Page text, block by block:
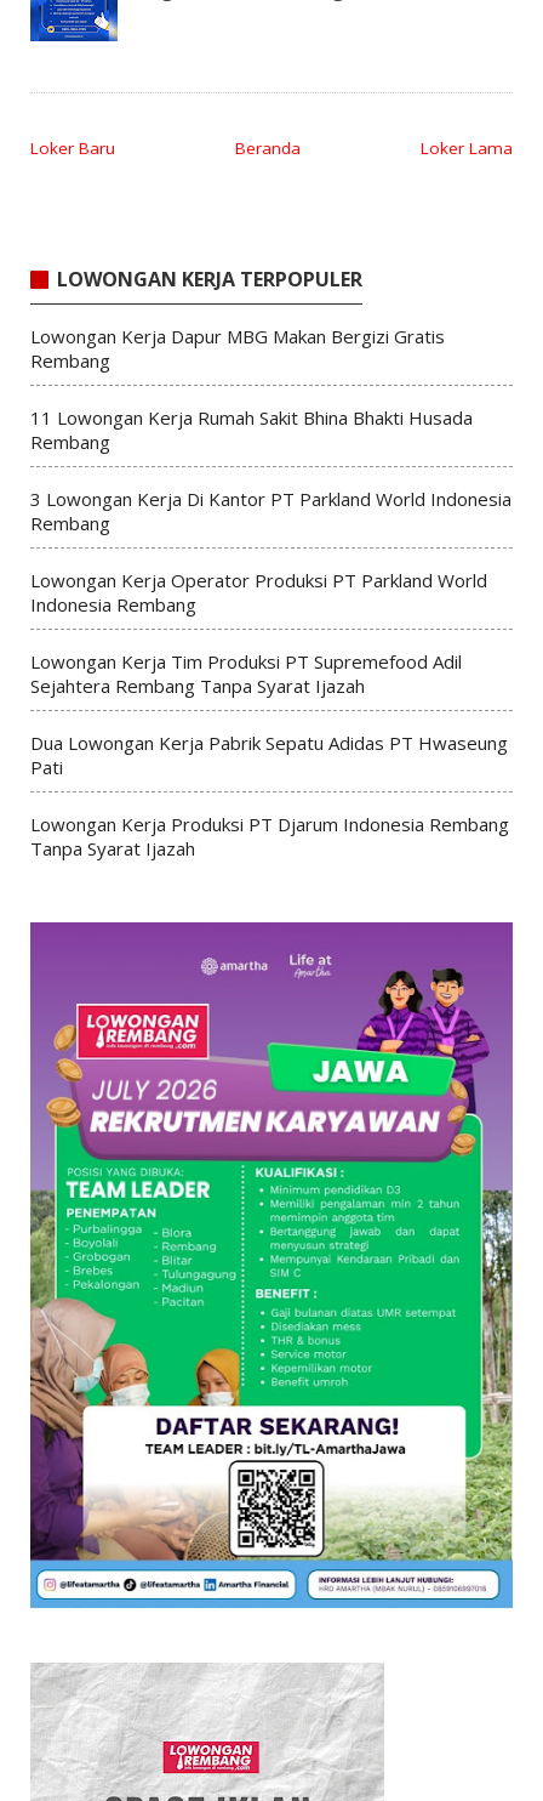
Loker Baru Loker Lama
Beranda
LOWONGAN KERJA TERPOPULER
Lowongan Kerja Dapur MBG Makan Bergizi Gratis
Rembang
11 Lowongan Kerja Rumah Sakit Bhina Bhakti Husada
Rembang
3 Lowongan Kerja Di Kantor PT Parkland World Indonesia
Rembang
Lowongan Kerja Operator Produksi PT Parkland World
Indonesia Rembang
Lowongan Kerja Tim Produksi PT Supremefood Adil
Sejahtera Rembang Tanpa Syarat Ijazah
Dua Lowongan Kerja Pabrik Sepatu Adidas PT Hwaseung
Pati
Lowongan Kerja Produksi PT Djarum Indonesia Rembang
Tanpa Syarat Ijazah